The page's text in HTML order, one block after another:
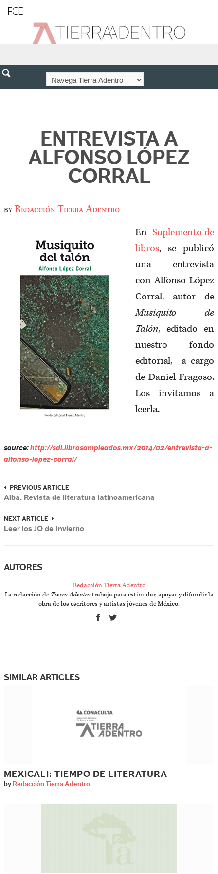
FCE
ENTREVISTA A
ALFONSO LÓPEZ
CORRAL
byRedacción Tierra Adentro
En Suplemento de
libros, se publicó
una entrevista
con Alfonso López
Corral, autor de
Musiquito de
Talón, editado en
nuestro fondo
editorial, a cargo
de Daniel Fragoso.
Los invitamos a
leerla.
source:http://sdl.librosampleados.mx/2014/02/entrevista-a-
alfonso-lopez-corral/
PREVIOUS ARTICLE
Alba. Revista de literatura latinoamericana
NEXT ARTICLE
Leer los JO de Invierno
AUTORES
Redacción Tierra Adentro
La redacción de Tierra Adentrotrabaja para estimular, apoyar y difundir la
obra de los escritores y artistas jóvenes de México.
SIMILAR ARTICLES
MEXICALI: TIEMPO DE LITERATURA
by Redacción Tierra Adentro